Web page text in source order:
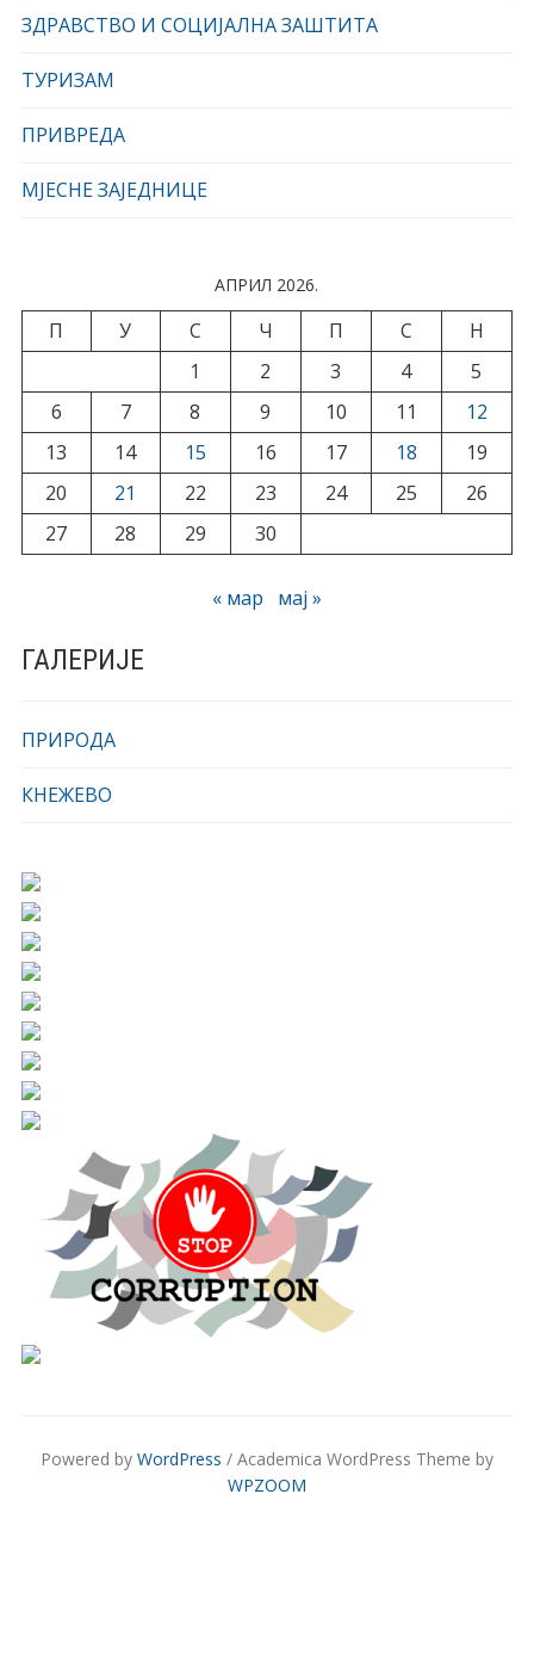
ЗДРАВСТВО И СОЦИЈАЛНА ЗАШТИТА
ТУРИЗАМ
ПРИВРЕДА
МЈЕСНЕ ЗАЈЕДНИЦЕ
АПРИЛ 2026.
П У С Ч П С
Н
1
2 3 4
5
6
7 8 9 10 11
12
13
14 15 16 17 18
19
20
21 22 23 24 25
26
27
28 29 30
« мар мај »
ГАЛЕРИЈЕ
ПРИРОДА
КНЕЖЕВО
Powered by WordPress / Academica WordPress Theme by
WPZOOM